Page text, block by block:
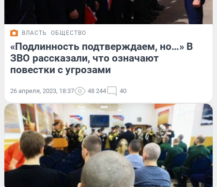
ВЛАСТЬ ОБЩЕСТВО
«Подлинность подтверждаем, но…» В
ЗВО рассказали, что означают
повестки с угрозами
26 апреля, 2023, 18:37 48 244 40